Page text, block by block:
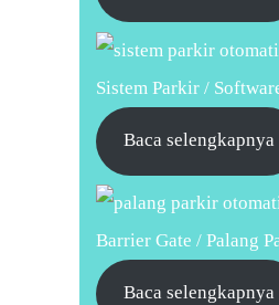
Sistem Parkir /
Baca selengkapnya
Barrier Gate / Palang
Baca selengkapnya